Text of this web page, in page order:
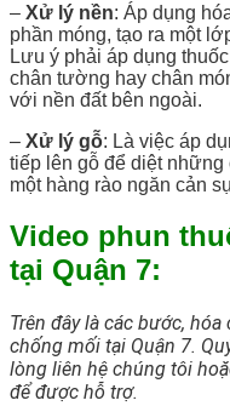
– Xử lý nền: Áp dụng
phần móng, tạo ra một
Lưu ý phải áp dụng
chân tường hay chân
với nền đất bên ngoài.
– Xử lý gỗ: Là việc áp
tiếp lên gỗ để diệt những
một hàng rào ngăn cản
Video phun
tại Quận 7:
Trên đây là các bước,
chống mối tại Quận 7.
lòng liên hệ chúng tôi
để được hỗ trợ.